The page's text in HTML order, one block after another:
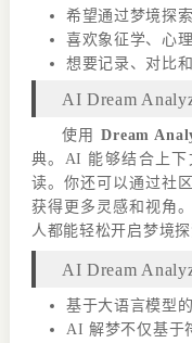
希望通过梦境探
喜欢象征学、心
想要记录、对比
AI Dream
使用Dream
典。AI 能够结合上下
读。你还可以通过社
获得更多灵感和视角
人都能轻松开启梦境探
AI Dream
基于大语言模型
AI 解梦不仅基于